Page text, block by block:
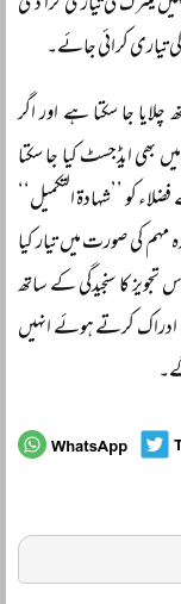
تیاری کرائی جائے۔
جا سکتا ہے اور اگر
بھی ایڈجسٹ کیا جا سکتا
’’شہادۃ التکمیل‘‘
کی صورت میں تیار کیا
کا سنجیدگی کے ساتھ
ادراک کرتے ہوئے انہیں